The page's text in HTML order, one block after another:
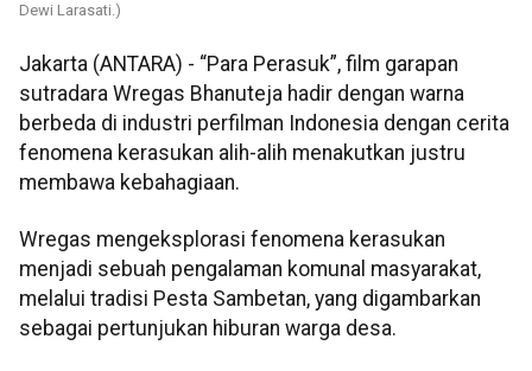
Dewi Larasati.)
Jakarta (ANTARA) - “Para Perasuk”, film garapan
sutradara Wregas Bhanuteja hadir dengan warna
berbeda di industri perfilman Indonesia dengan cerita
fenomena kerasukan alih-alih menakutkan justru
membawa kebahagiaan.
Wregas mengeksplorasi fenomena kerasukan
menjadi sebuah pengalaman komunal masyarakat,
melalui tradisi Pesta Sambetan, yang digambarkan
sebagai pertunjukan hiburan warga desa.